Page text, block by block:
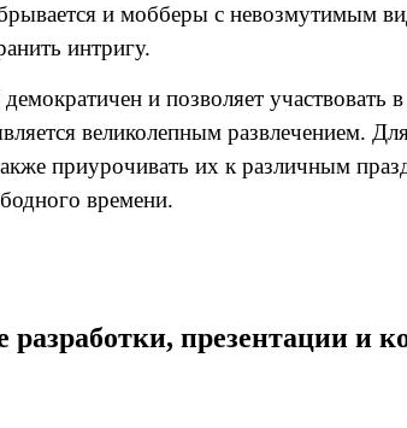
и мобберы с невозмутимым
интригу.
и позволяет участвовать
великолепным развлечением.
приурочивать их к различным
времени.
разработки, презентации и